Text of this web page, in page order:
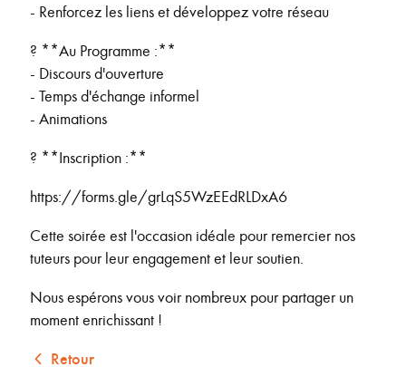
- Renforcez les liens et développez votre réseau
? **Au Programme :**
- Discours d'ouverture
- Temps d'échange informel
- Animations
? **Inscription :**
https://forms.gle/grLqS5WzEEdRLDxA6
Cette soirée est l'occasion idéale pour remercier nos
tuteurs pour leur engagement et leur soutien.
Nous espérons vous voir nombreux pour partager un
moment enrichissant !
Retour